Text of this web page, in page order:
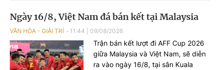
Ngày 16/8, Việt Nam đá bán kết tại Malaysia
VĂN HÓA - GIẢI TRÍ 11:44 09/08/2026
Trận bán kết lượt đi AFF Cup 2026
giữa Malaysia và Việt Nam, sẽ diễn
ra vào ngày 16/8, tại sân Kuala